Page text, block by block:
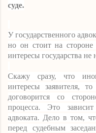
суде.
У государственного
но он стоит на стороне
интересы государства не
Скажу сразу, что
интересы заявителя,
договорится со
процесса. Это
адвоката. Дело в том,
перед судебным